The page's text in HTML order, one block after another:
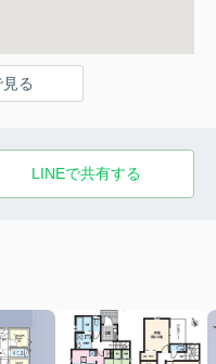
る
LINEで共有する